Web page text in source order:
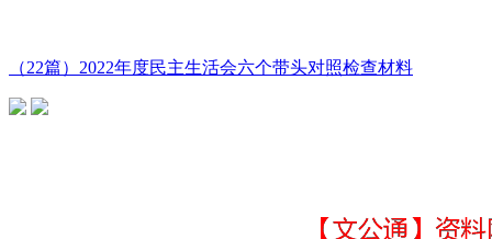
（22篇）2022年度民主生活会六个带头对照检查材料